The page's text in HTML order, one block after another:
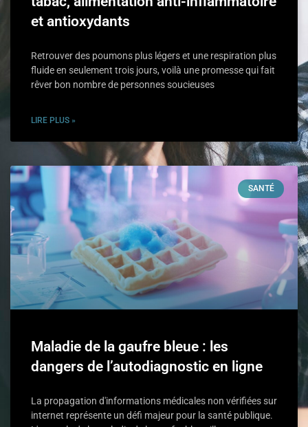
et antioxydants
Retrouver des poumons plus légers et une respiration plus
fluide en seulement trois jours, voilà une promesse qui fait
rêver bon nombre de personnes soucieuses
LIRE PLUS »
SANTÉ
Maladie de la gaufre bleue : les
dangers de l’autodiagnostic en ligne
La propagation d'informations médicales non vérifiées sur
internet représente un défi majeur pour la santé publique.